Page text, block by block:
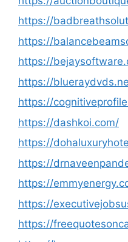
https://
https://
https://
https://
https://
https://dashkoi.com/
https://
https://
https://
https://
https://